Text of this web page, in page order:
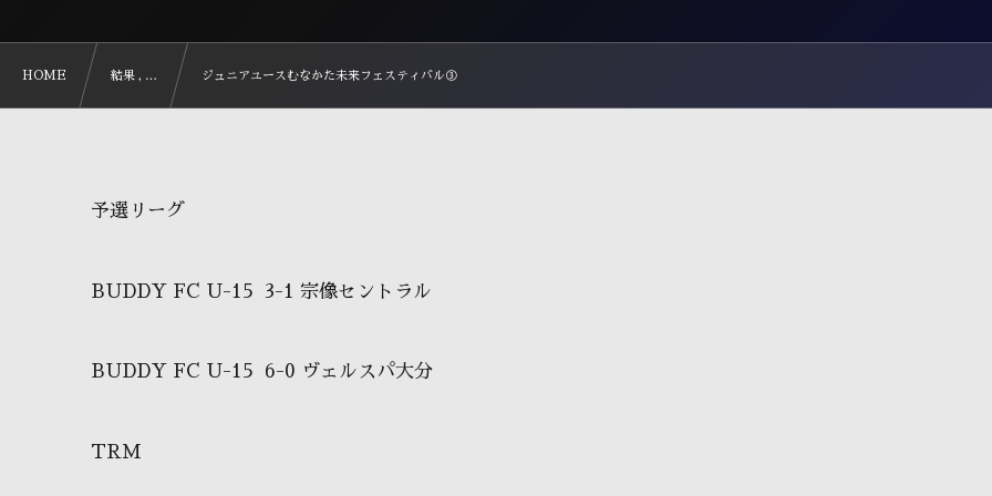
HOME 結果 , … ジュニアユースむなかた未来フェスティバル③
予選リーグ
BUDDY FC U-15 3-1 宗像セントラル
BUDDY FC U-15 6-0 ヴェルスパ大分
TRM